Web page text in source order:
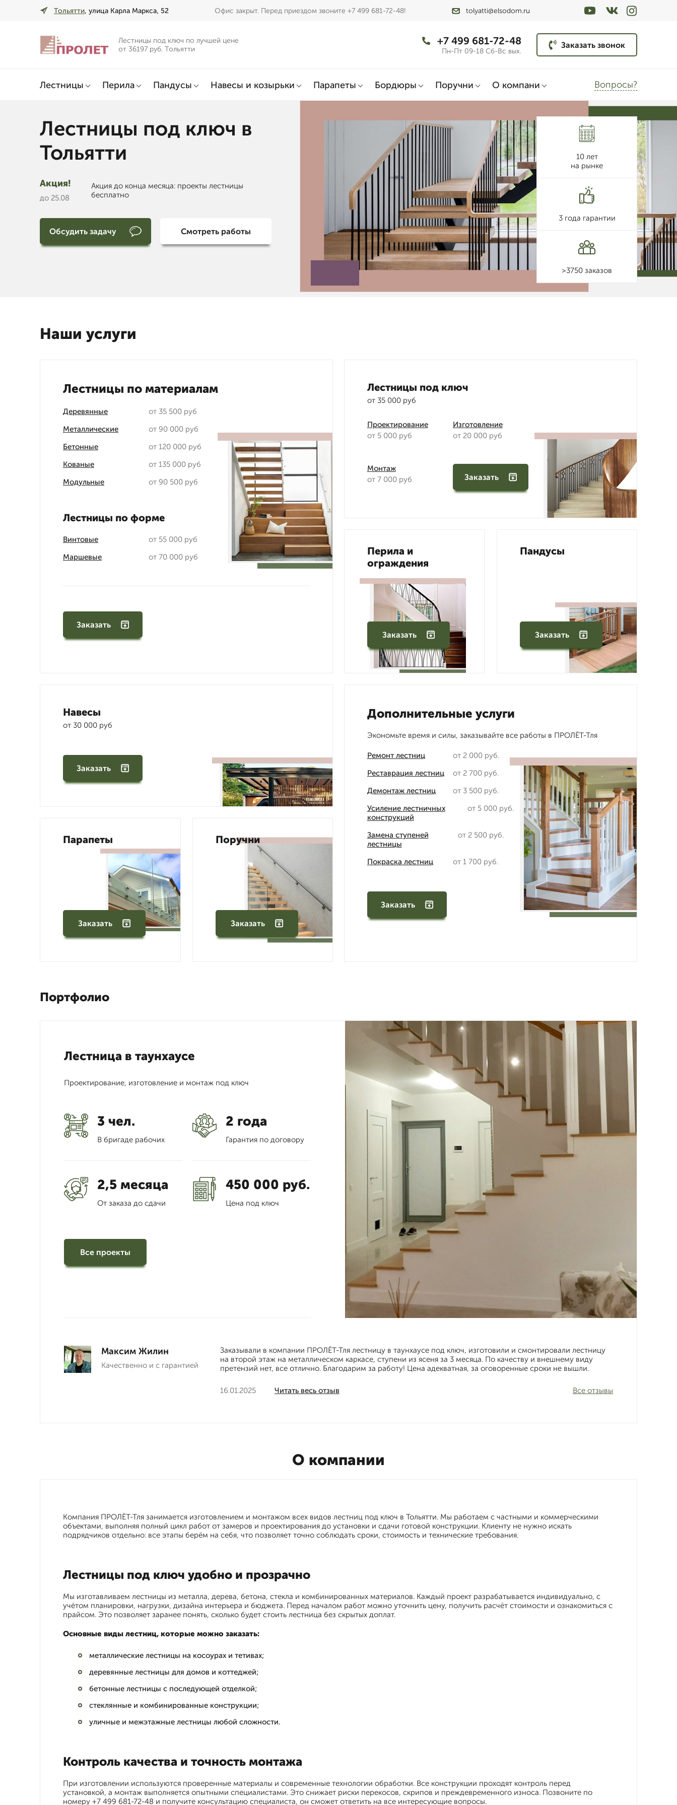
Тольятти, улица Карла Маркса, 52 Офис закрыт. Перед приездом звоните +7 499 681-72-48! tolyatti@elsodom.ru
Лестницы под ключ по лучшей цене
от 36197 руб. Тольятти
+7 499 681-72-48
Пн-Пт 09-18 Сб-Вс вых.
Заказать звонок
Лестницы Перила Пандусы Навесы и козырьки Парапеты Бордюры Поручни О компани Вопросы?
Лестницы под ключ в
Тольятти
Акция!
до 25.08
Акция до конца месяца: проекты лестницы
бесплатно
Обсудить задачу Смотреть работы
10 лет
на рынке
3 года гарантии
>3750 заказов
Наши услуги
Лестницы по материалам
Деревянные
от 35 500 руб
Металлические
от 90 000 руб
Бетонные
от 120 000 руб
Кованые
от 135 000 руб
Модульные
от 90 500 руб
Лестницы по форме
Винтовые
от 55 000 руб
Маршевые
от 70 000 руб
Заказать
Лестницы под ключ
от 35 000 руб
Проектирование
от 5 000 руб
Изготовление
от 20 000 руб
Монтаж
от 7 000 руб
Заказать
Перила и
ограждения
Заказать
Пандусы
Заказать
Навесы
от 30 000 руб
Заказать
Парапеты
Заказать
Поручни
Заказать
Дополнительные услуги
Экономьте время и силы, заказывайте все работы в ПРОЛЁТ-Тля
Ремонт лестниц
от 2 000 руб.
Реставрация лестниц
от 2 700 руб.
Демонтаж лестниц
от 3 500 руб.
Усиление лестничных
конструкций
от 5 000 руб.
Замена ступеней
лестницы
от 2 500 руб.
Покраска лестниц от 1 700 руб.
Заказать
Портфолио
Лестница в таунхаусе
Проектирование, изготовление и монтаж под ключ
3 чел.
В бригаде рабочих
2 года
Гарантия по договору
2,5 месяца
От заказа до сдачи
450 000 руб.
Цена под ключ
Все проекты
Максим Жилин
Качественно и с гарантией
16.01.2025 Читать весь отзыв Все отзывы
Заказывали в компании ПРОЛЁТ-Тля лестницу в таунхаусе под ключ, изготовили и смонтировали лестницу
на второй этаж на металлическом каркасе, ступени из ясеня за 3 месяца. По качеству и внешнему виду
претензий нет, все отлично. Благодарим за работу! Цена адекватная, за оговоренные сроки не вышли.
О компании
Компания ПРОЛЁТ-Тля занимается изготовлением и монтажом всех видов лестниц под ключ в Тольятти. Мы работаем с частными и коммерческими
объектами, выполняя полный цикл работ от замеров и проектирования до установки и сдачи готовой конструкции. Клиенту не нужно искать
подрядчиков отдельно: все этапы берём на себя, что позволяет точно соблюдать сроки, стоимость и технические требования.
Лестницы под ключ удобно и прозрачно
Мы изготавливаем лестницы из металла, дерева, бетона, стекла и комбинированных материалов. Каждый проект разрабатывается индивидуально, с
учётом планировки, нагрузки, дизайна интерьера и бюджета. Перед началом работ можно уточнить цену, получить расчёт стоимости и ознакомиться с
прайсом. Это позволяет заранее понять, сколько будет стоить лестница без скрытых доплат.
Основные виды лестниц, которые можно заказать:
металлические лестницы на косоурах и тетивах;
деревянные лестницы для домов и коттеджей;
бетонные лестницы с последующей отделкой;
стеклянные и комбинированные конструкции;
уличные и межэтажные лестницы любой сложности.
Контроль качества и точность монтажа
При изготовлении используются проверенные материалы и современные технологии обработки. Все конструкции проходят контроль перед
установкой, а монтаж выполняется опытными специалистами. Это снижает риски перекосов, скрипов и преждевременного износа. Позвоните по
номеру +7 499 681-72-48 и получите консультацию специалиста, он сможет ответить на все интересующие вопросы.